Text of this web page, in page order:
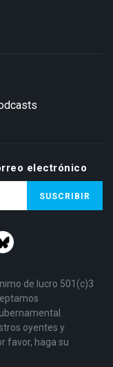
electrónico
de lucro 501(c)3
oyentes y
favor, haga su